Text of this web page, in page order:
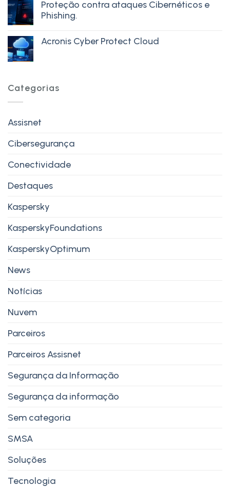
Proteção contra ataques Cibernéticos e
Phishing.
Acronis Cyber Protect Cloud
Categorias
Assisnet
Cibersegurança
Conectividade
Destaques
Kaspersky
KasperskyFoundations
KasperskyOptimum
News
Notícias
Nuvem
Parceiros
Parceiros Assisnet
Segurança da Informação
Segurança da informação
Sem categoria
SMSA
Soluções
Tecnologia